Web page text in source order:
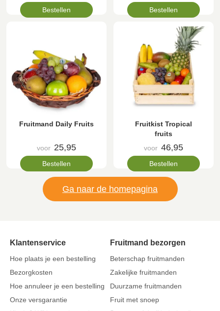
Bestellen Bestellen
Fruitmand Daily Fruits
voor 25,95
Bestellen
Fruitkist Tropical
fruits
voor 46,95
Bestellen
Ga naar de homepagina
Klantenservice
Hoe plaats je een bestelling
Bezorgkosten
Hoe annuleer je een bestelling
Onze versgarantie
Fruitmand bezorgen
Beterschap fruitmanden
Zakelijke fruitmanden
Duurzame fruitmanden
Fruit met snoep